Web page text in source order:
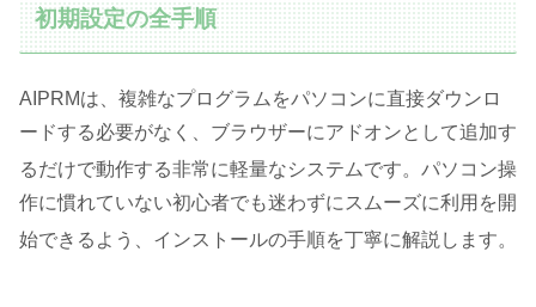
初期設定の全手順
AIPRMは、複雑なプログラムをパソコンに直接ダウンロ
ードする必要がなく、ブラウザーにアドオンとして追加す
るだけで動作する非常に軽量なシステムです。パソコン操
作に慣れていない初心者でも迷わずにスムーズに利用を開
始できるよう、インストールの手順を丁寧に解説します。